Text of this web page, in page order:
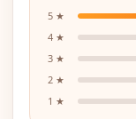
5 ★
4 ★
3 ★
2 ★
1 ★